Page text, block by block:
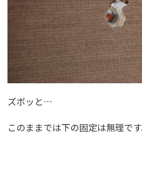
ズボッと…
このままでは下の固定は無理です